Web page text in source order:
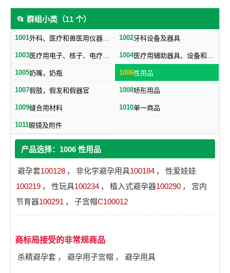
📂 群组小类（11 个）
1001 外科、医疗和兽医用仪器、器械、设备，不包括电子、核子、电疗、医疗用Ｘ光设备、器械及仪器 1002牙科设备及器具
1003 医疗用电子、核子、电疗和Ｘ光设备 1004 医疗用辅助器具、设备和用品
1005奶嘴，奶瓶 1006性用品
1007假肢，假发和假器官 1008矫形用品
1009缝合用材料 1010单一商品
1011眼镜及附件
产品选择：1006 性用品
避孕套100128 ， 非化学避孕用具100184 ，
性爱娃娃
100219 ， 性玩具100234 ， 植入式避孕器100290 ，
宫内
节育器100291 ， 子宫帽C100012
商标局接受的非常规商品
杀精避孕套 ， 避孕用子宫帽 ， 避孕用具